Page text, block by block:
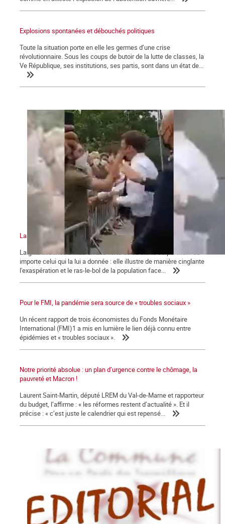
Explosions spontanées et débouchés politiques
Toute la situation porte en elle les germes d’une crise
révolutionnaire. Sous les coups de butoir de la lutte de classes, la
Ve République, ses institutions, ses partis, sont dans un état de...
La gifle et la manifestation du 12 juin 2021
La gifle assénée à Macron a la vertu de sa clarté corporelle. Peu
importe celui qui la lui a donnée : elle illustre de manière cinglante
l'exaspération et le ras-le-bol de la population face...
Pour le FMI, la pandémie sera source de « troubles sociaux »
Un récent rapport de trois économistes du Fonds Monétaire
International (FMI)1 a mis en lumière le lien déjà connu entre
épidémies et « troubles sociaux ».
Notre priorité absolue : un plan d’urgence contre le chômage, la
pauvreté et Macron !
Laurent Saint-Martin, député LREM du Val-de-Marne et rapporteur
du budget, l’affirme : « les réformes restent d’actualité ». Et il
précise : « c’est juste le calendrier qui est repensé...